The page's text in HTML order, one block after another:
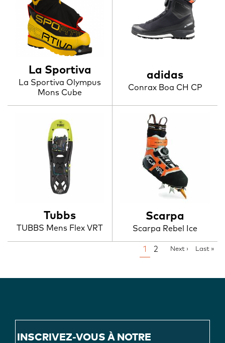
La Sportiva
La Sportiva Olympus
Mons Cube
adidas
Conrax Boa CH CP
Tubbs
TUBBS Mens Flex VRT
Scarpa
Scarpa Rebel Ice
Page
1 Page
2
Next
Next ›
Last
Last »
INSCRIVEZ-VOUS À NOTRE